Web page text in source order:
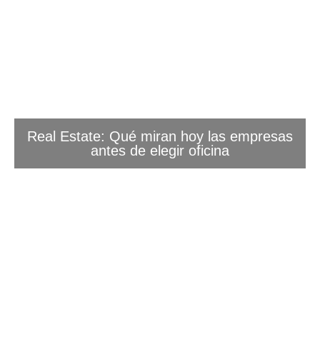
Real Estate: Qué miran hoy las empresas
antes de elegir oficina